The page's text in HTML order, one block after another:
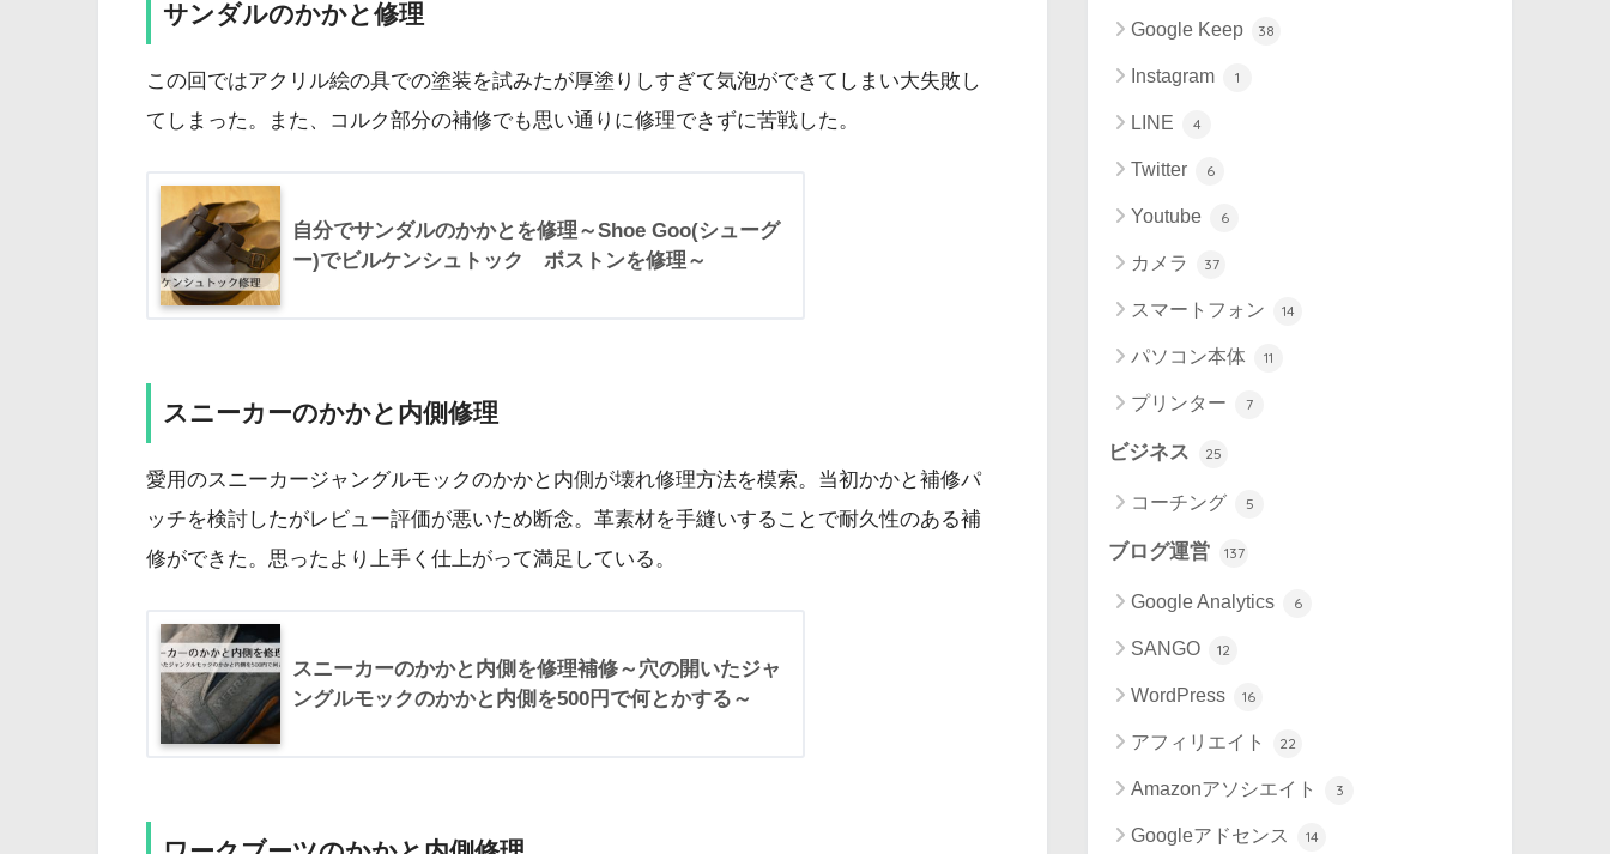
サンダルのかかと修理
この回ではアクリル絵の具での塗装を試みたが厚塗りしすぎて気泡ができてしまい大失敗し
てしまった。また、コルク部分の補修でも思い通りに修理できずに苦戦した。
自分でサンダルのかかとを修理～Shoe Goo(シューグ
ー)でビルケンシュトック ボストンを修理～
スニーカーのかかと内側修理
愛用のスニーカージャングルモックのかかと内側が壊れ修理方法を模索。当初かかと補修パ
ッチを検討したがレビュー評価が悪いため断念。革素材を手縫いすることで耐久性のある補
修ができた。思ったより上手く仕上がって満足している。
スニーカーのかかと内側を修理補修～穴の開いたジャ
ングルモックのかかと内側を500円で何とかする～
Google Keep 38
Instagram 1
LINE 4
Twitter 6
Youtube 6
カメラ 37
スマートフォン 14
パソコン本体 11
プリンター 7
ビジネス 25
コーチング 5
ブログ運営 137
Google Analytics 6
SANGO 12
WordPress 16
アフィリエイト 22
Amazonアソシエイト 3
Googleアドセンス 14